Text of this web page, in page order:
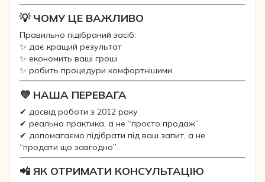
💡 ЧОМУ ЦЕ ВАЖЛИВО
Правильно підібраний засіб:
✨ дає кращий результат
✨ економить ваші гроші
✨ робить процедури комфортнішими
💜 НАША ПЕРЕВАГА
✔ досвід роботи з 2012 року
✔ реальна практика, а не “просто продаж”
✔ допомагаємо підібрати під ваш запит, а не
“продати що завгодно”
📲 ЯК ОТРИМАТИ КОНСУЛЬТАЦІЮ